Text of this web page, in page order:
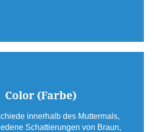
Color (Farbe)
innerhalb des Muttermals,
Schattierungen von Braun,